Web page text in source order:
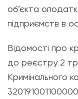
об’єкта
підприємств в
Відомості про
до реєстру 2
Кримінального